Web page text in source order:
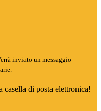
inviato un messaggio
di posta elettronica!